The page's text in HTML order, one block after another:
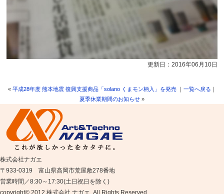
更新日：2016年06月10日
« 平成28年度 熊本地震 復興支援商品「solano くまモン柄入」を発売｜ 一覧へ戻る ｜
夏季休業期間のお知らせ »
株式会社ナガエ
〒933-0319 富山県高岡市荒屋敷278番地
営業時間／8:30～17:30(土日祝日を除く)
copyright© 2012 株式会社 ナガエ. All Rights Reserved.